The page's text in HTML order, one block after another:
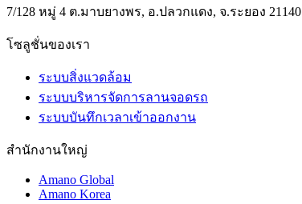
7/128 หมู่ 4 ต.มาบยางพร, อ.ปลวกแดง, จ.ระยอง 21140
โซลูชั่นของเรา
ระบบสิ่งแวดล้อม
ระบบบริหารจัดการลานจอดรถ
ระบบบันทึกเวลาเข้าออกงาน
สำนักงานใหญ่
Amano Global
Amano Korea